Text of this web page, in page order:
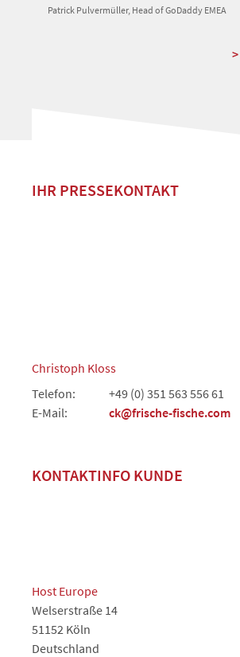
Patrick Pulvermüller, Head of GoDaddy EMEA
IHR PRESSEKONTAKT
Christoph Kloss
Telefon:
+49 (0) 351 563 556 61
E-Mail:
ck@frische-fische.com
KONTAKTINFO KUNDE
Host Europe
Welserstraße 14
51152 Köln
Deutschland